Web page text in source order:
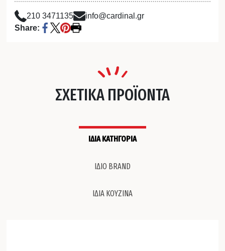
210 3471135
info@cardinal.gr
Share:
ΣΧΕΤΙΚΑ ΠΡΟΪΟΝΤΑ
ΙΔΙΑ ΚΑΤΗΓΟΡΙΑ
ΙΔΙΟ BRAND
ΙΔΙΑ ΚΟΥΖΙΝΑ